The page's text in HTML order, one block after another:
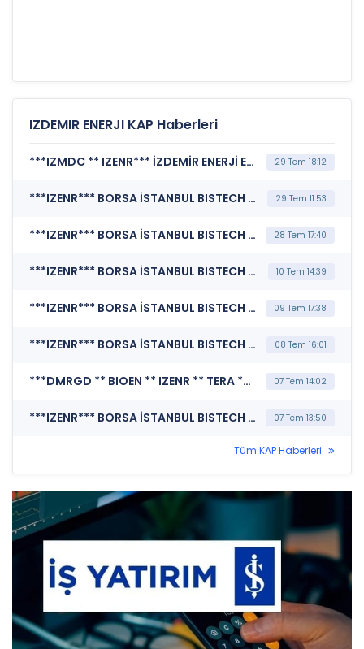
IZDEMIR ENERJI KAP Haberleri
***IZMDC ** IZENR*** İZDEMİR ENERJİ ELEKTRİK ÜRETİM A.Ş. (Payların Geri Alınmasına İlişkin Bildirim) 29 Tem 18:12
***IZENR*** BORSA İSTANBUL BISTECH DEVRE KESİCİ UYGULAMASI (Pay Bazında Devre Kesici Bildirimi) 29 Tem 11:53
***IZENR*** BORSA İSTANBUL BISTECH DEVRE KESİCİ UYGULAMASI (Pay Bazında Devre Kesici Bildirimi) 28 Tem 17:40
***IZENR*** BORSA İSTANBUL BISTECH DEVRE KESİCİ UYGULAMASI (Pay Bazında Devre Kesici Bildirimi) 10 Tem 14:39
***IZENR*** BORSA İSTANBUL BISTECH DEVRE KESİCİ UYGULAMASI (Pay Bazında Devre Kesici Bildirimi) 09 Tem 17:38
***IZENR*** BORSA İSTANBUL BISTECH DEVRE KESİCİ UYGULAMASI (Pay Bazında Devre Kesici Bildirimi) 08 Tem 16:01
***DMRGD ** BIOEN ** IZENR ** TERA ** A1CAP ** HEKTS ** BORLS ** GMTAS ** BALSU*** BORSA İSTANBUL A.Ş. (Endekslerde Kullanılan Fiili Dolaşımdaki Pay Oranı Değişiklikleri) 07 Tem 14:02
***IZENR*** BORSA İSTANBUL BISTECH DEVRE KESİCİ UYGULAMASI (Pay Bazında Devre Kesici Bildirimi) 07 Tem 13:50
Tüm KAP Haberleri